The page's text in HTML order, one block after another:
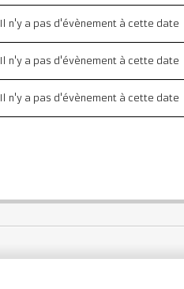
Il n'y a pas d'évènement à cette date
Il n'y a pas d'évènement à cette date
Il n'y a pas d'évènement à cette date